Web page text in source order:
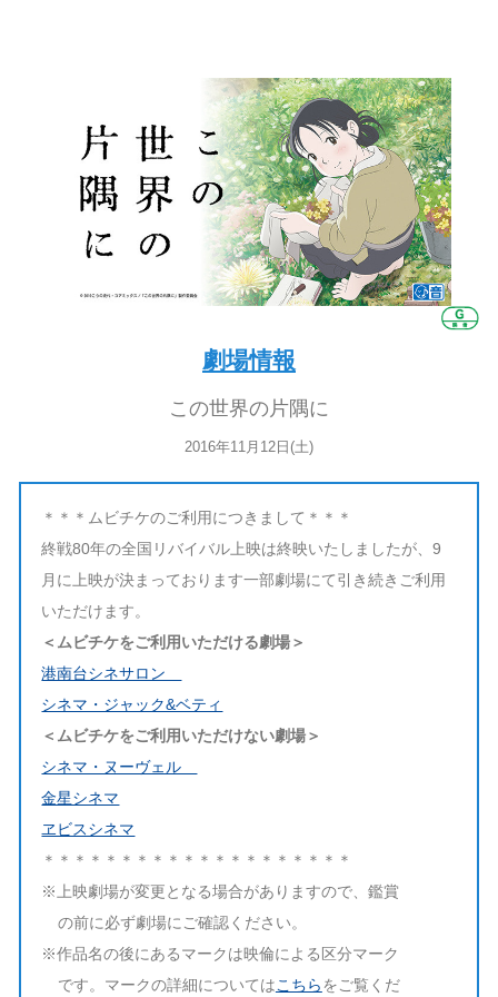
劇場情報
この世界の片隅に
2016年11月12日(土)
＊＊＊ムビチケのご利用につきまして＊＊＊
終戦80年の全国リバイバル上映は終映いたしましたが、9
月に上映が決まっております一部劇場にて引き続きご利用
いただけます。
＜ムビチケをご利用いただける劇場＞
港南台シネサロン
シネマ・ジャック&ベティ
＜ムビチケをご利用いただけない劇場＞
シネマ・ヌーヴェル
金星シネマ
ヱビスシネマ
＊＊＊＊＊＊＊＊＊＊＊＊＊＊＊＊＊＊＊＊
※上映劇場が変更となる場合がありますので、鑑賞
の前に必ず劇場にご確認ください。
※作品名の後にあるマークは映倫による区分マーク
です。マークの詳細についてはこちらをご覧くだ